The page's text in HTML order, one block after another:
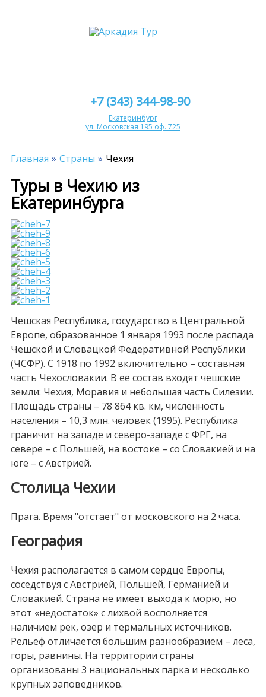
+7 (343) 344-98-90
Екатеринбург
ул. Московская 195 оф. 725
Главная Страны Чехия
Туры в Чехию из
Екатеринбурга
Чешская Республика, государство в Центральной
Европе, образованное 1 января 1993 после распада
Чешской и Словацкой Федеративной Республики
(ЧСФР). С 1918 по 1992 включительно – составная
часть Чехословакии. В ее состав входят чешские
земли: Чехия, Моравия и небольшая часть Силезии.
Площадь страны – 78 864 кв. км, численность
населения – 10,3 млн. человек (1995). Республика
граничит на западе и северо-западе с ФРГ, на
севере – с Польшей, на востоке – со Словакией и на
юге – с Австрией.
Столица Чехии
Прага. Время "отстает" от московского на 2 часа.
География
Чехия располагается в самом сердце Европы,
соседствуя с Австрией, Польшей, Германией и
Словакией. Страна не имеет выхода к морю, но
этот «недостаток» с лихвой восполняется
наличием рек, озер и термальных источников.
Рельеф отличается большим разнообразием – леса,
горы, равнины. На территории страны
организованы 3 национальных парка и несколько
крупных заповедников.